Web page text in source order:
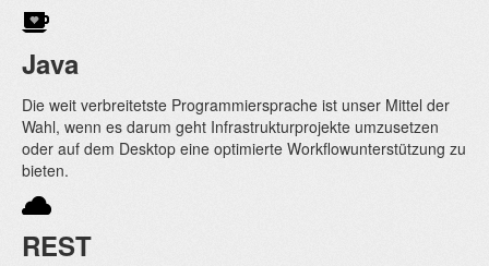
Java
Die weit verbreitetste Programmiersprache ist unser Mittel der
Wahl, wenn es darum geht Infrastrukturprojekte umzusetzen
oder auf dem Desktop eine optimierte Workflowunterstützung zu
bieten.
REST